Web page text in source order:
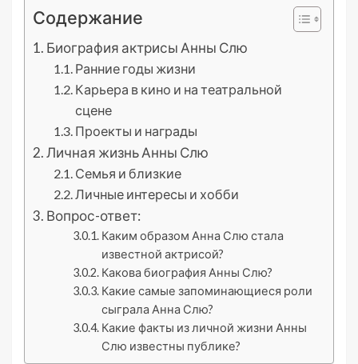
Содержание
Биография актрисы Анны Слю
Ранние годы жизни
Карьера в кино и на театральной
сцене
Проекты и награды
Личная жизнь Анны Слю
Семья и близкие
Личные интересы и хобби
Вопрос-ответ:
Каким образом Анна Слю стала
известной актрисой?
Какова биография Анны Слю?
Какие самые запоминающиеся роли
сыграла Анна Слю?
Какие факты из личной жизни Анны
Слю известны публике?